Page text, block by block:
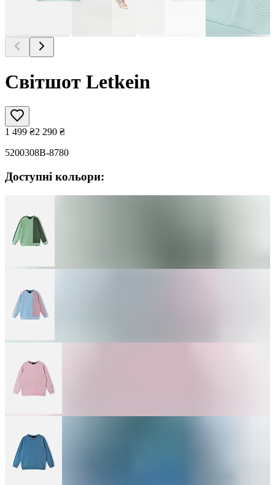
Світшот Letkein
1 499 ₴2 290 ₴
5200308B-8780
Доступні кольори: